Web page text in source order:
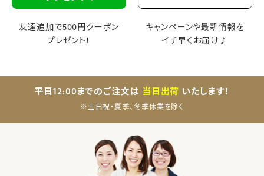
友達追加で500円クーポン
プレゼント！
キャンペーンや最新情報を
イチ早くお届け♪
平日12:00までのご注文は 当日出荷 いたします！
※土日祝・夏季、冬季休業を除く